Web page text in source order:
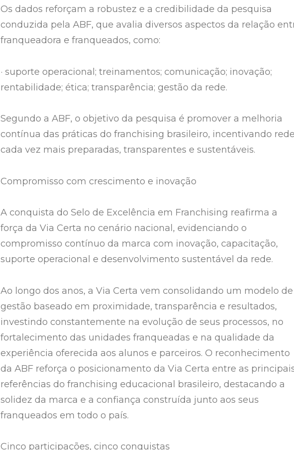
Os dados reforçam a robustez e a credibilidade da pesquisa
conduzida pela ABF, que avalia diversos aspectos da relação
franqueadora e franqueados, como:
· suporte operacional; treinamentos; comunicação; inovação;
rentabilidade; ética; transparência; gestão da rede.
Segundo a ABF, o objetivo da pesquisa é promover a melhoria
contínua das práticas do franchising brasileiro, incentivando
cada vez mais preparadas, transparentes e sustentáveis.
Compromisso com crescimento e inovação
A conquista do Selo de Excelência em Franchising reafirma a
força da Via Certa no cenário nacional, evidenciando o
compromisso contínuo da marca com inovação, capacitação,
suporte operacional e desenvolvimento sustentável da rede.
Ao longo dos anos, a Via Certa vem consolidando um modelo de
gestão baseado em proximidade, transparência e resultados,
investindo constantemente na evolução de seus processos, no
fortalecimento das unidades franqueadas e na qualidade da
experiência oferecida aos alunos e parceiros. O reconhecimento
da ABF reforça o posicionamento da Via Certa entre as
referências do franchising educacional brasileiro, destacando a
solidez da marca e a confiança construída junto aos seus
franqueados em todo o país.
Cinco participações, cinco conquistas